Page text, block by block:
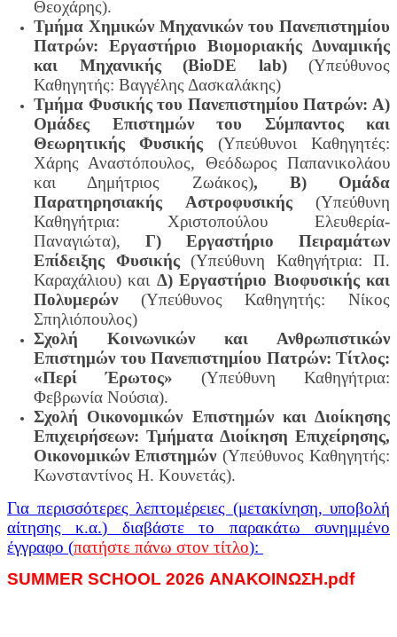
Θεοχάρης).
Τμήμα Χημικών Μηχανικών του Πανεπιστημίου
Πατρών: Εργαστήριο Βιομοριακής Δυναμικής
και Μηχανικής (BioDE lab) (Υπεύθυνος
Καθηγητής: Βαγγέλης Δασκαλάκης)
Τμήμα Φυσικής του Πανεπιστημίου Πατρών: Α)
Ομάδες Επιστημών του Σύμπαντος και
Θεωρητικής Φυσικής (Υπεύθυνοι Καθηγητές:
Χάρης Αναστόπουλος, Θεόδωρος Παπανικολάου
και Δημήτριος Ζωάκος), Β) Ομάδα
Παρατηρησιακής Αστροφυσικής (Υπεύθυνη
Καθηγήτρια: Χριστοπούλου Ελευθερία-
Παναγιώτα), Γ)
Εργαστήριο Πειραμάτων
Επίδειξης Φυσικής(Υπεύθυνη Καθηγήτρια: Π.
Καραχάλιου) και Δ) Εργαστήριο Βιοφυσικής και
Πολυμερών(Υπεύθυνος Καθηγητής: Νίκος
Σπηλιόπουλος)
Σχολή Κοινωνικών και Ανθρωπιστικών
Επιστημών του Πανεπιστημίου Πατρών: Τίτλος:
«Περί Έρωτος» (Υπεύθυνη Καθηγήτρια:
Φεβρωνία Νούσια).
Σχολή Οικονομικών Επιστημών και Διοίκησης
Επιχειρήσεων: Τμήματα Διοίκηση Επιχείρησης,
Οικονομικών Επιστημών (Υπεύθυνος Καθηγητής:
Κωνσταντίνος Η. Κουνετάς).
Για περισσότερες λεπτομέρειες (μετακίνηση, υποβολή
αίτησης κ.α.) διαβάστε το παρακάτω συνημμένο
έγγραφο (πατήστε πάνω στον τίτλο):
SUMMER SCHOOL 2026 ΑΝΑΚΟΙΝΩΣΗ.pdf